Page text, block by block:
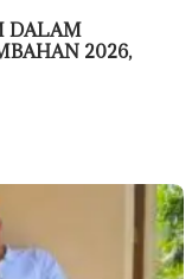
DALAM
2026,